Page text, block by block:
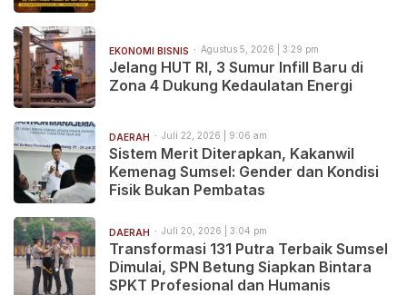
EKONOMI BISNIS Agustus 5, 2026 | 3:29 pm
Jelang HUT RI, 3 Sumur Infill Baru di
Zona 4 Dukung Kedaulatan Energi
DAERAH Juli 22, 2026 | 9:06 am
Sistem Merit Diterapkan, Kakanwil
Kemenag Sumsel: Gender dan Kondisi
Fisik Bukan Pembatas
DAERAH Juli 20, 2026 | 3:04 pm
Transformasi 131 Putra Terbaik Sumsel
Dimulai, SPN Betung Siapkan Bintara
SPKT Profesional dan Humanis